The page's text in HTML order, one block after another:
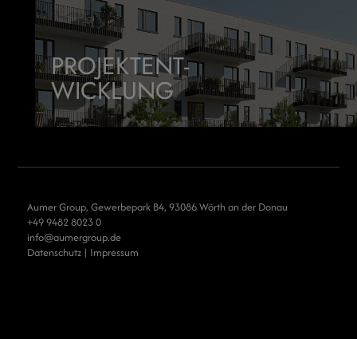
PROJEKTENT-
WICKLUNG
Aumer Group, Gewerbepark B4, 93086 Wörth an der Donau
+49 9482 8023 0
info
aumergroup.de
Datenschutz | Impressum